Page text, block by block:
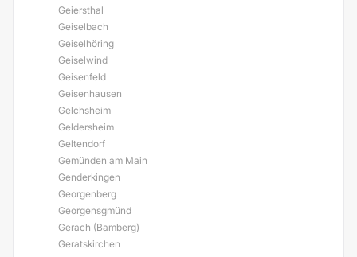
Geiersthal
Geiselbach
Geiselhöring
Geiselwind
Geisenfeld
Geisenhausen
Gelchsheim
Geldersheim
Geltendorf
Gemünden am Main
Genderkingen
Georgenberg
Georgensgmünd
Gerach (Bamberg)
Geratskirchen